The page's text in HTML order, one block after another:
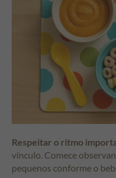
Respeitar o ritmo
vínculo. Comece
pequenos conforme o